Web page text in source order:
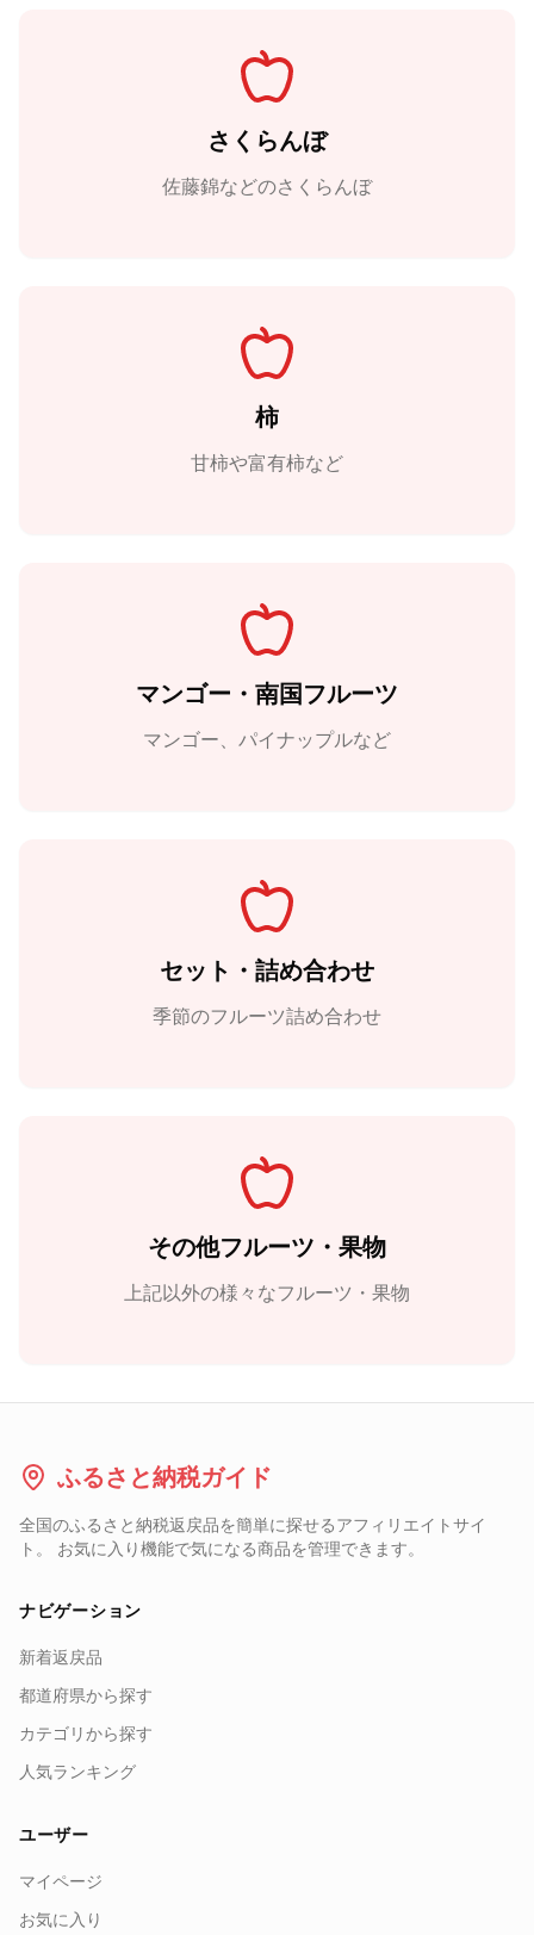
さくらんぼ
佐藤錦などのさくらんぼ
柿
甘柿や富有柿など
マンゴー・南国フルーツ
マンゴー、パイナップルなど
セット・詰め合わせ
季節のフルーツ詰め合わせ
その他フルーツ・果物
上記以外の様々なフルーツ・果物
ふるさと納税ガイド
全国のふるさと納税返戻品を簡単に探せるアフィリエイトサイ
ト。 お気に入り機能で気になる商品を管理できます。
ナビゲーション
新着返戻品
都道府県から探す
カテゴリから探す
人気ランキング
ユーザー
マイページ
お気に入り